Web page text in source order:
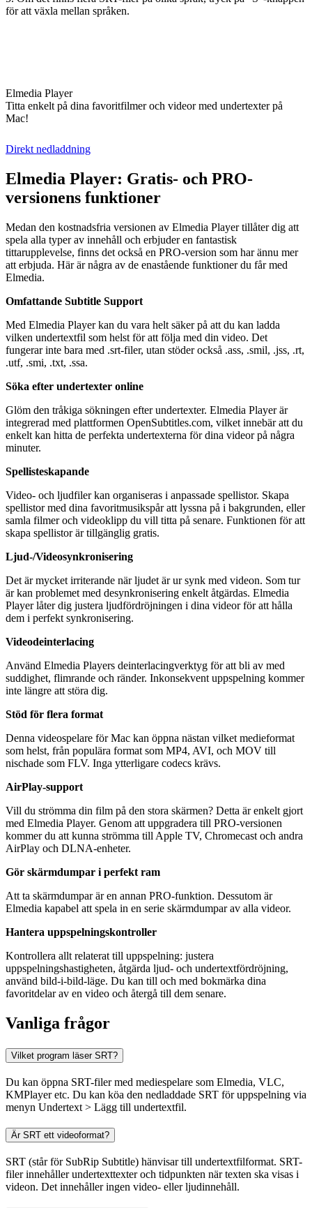
för att växla mellan språken.
Elmedia Player
Titta enkelt på dina favoritfilmer och videor med undertexter på
Mac!
Direkt nedladdning
Elmedia Player: Gratis- och PRO-
versionens funktioner
Medan den kostnadsfria versionen av Elmedia Player tillåter dig att
spela alla typer av innehåll och erbjuder en fantastisk
tittarupplevelse, finns det också en PRO-version som har ännu mer
att erbjuda. Här är några av de enastående funktioner du får med
Elmedia.
Omfattande Subtitle Support
Med Elmedia Player kan du vara helt säker på att du kan ladda
vilken undertextfil som helst för att följa med din video. Det
fungerar inte bara med .srt-filer, utan stöder också .ass, .smil, .jss, .rt,
.utf, .smi, .txt, .ssa.
Söka efter undertexter online
Glöm den tråkiga sökningen efter undertexter. Elmedia Player är
integrerad med plattformen OpenSubtitles.com, vilket innebär att du
enkelt kan hitta de perfekta undertexterna för dina videor på några
minuter.
Spellisteskapande
Video- och ljudfiler kan organiseras i anpassade spellistor. Skapa
spellistor med dina favoritmusikspår att lyssna på i bakgrunden, eller
samla filmer och videoklipp du vill titta på senare. Funktionen för att
skapa spellistor är tillgänglig gratis.
Ljud-/Videosynkronisering
Det är mycket irriterande när ljudet är ur synk med videon. Som tur
är kan problemet med desynkronisering enkelt åtgärdas. Elmedia
Player låter dig justera ljudfördröjningen i dina videor för att hålla
dem i perfekt synkronisering.
Videodeinterlacing
Använd Elmedia Players deinterlacingverktyg för att bli av med
suddighet, flimrande och ränder. Inkonsekvent uppspelning kommer
inte längre att störa dig.
Stöd för flera format
Denna videospelare för Mac kan öppna nästan vilket medieformat
som helst, från populära format som MP4, AVI, och MOV till
nischade som FLV. Inga ytterligare codecs krävs.
AirPlay-support
Vill du strömma din film på den stora skärmen? Detta är enkelt gjort
med Elmedia Player. Genom att uppgradera till PRO-versionen
kommer du att kunna strömma till Apple TV, Chromecast och andra
AirPlay och DLNA-enheter.
Gör skärmdumpar i perfekt ram
Att ta skärmdumpar är en annan PRO-funktion. Dessutom är
Elmedia kapabel att spela in en serie skärmdumpar av alla videor.
Hantera uppspelningskontroller
Kontrollera allt relaterat till uppspelning: justera
uppspelningshastigheten, åtgärda ljud- och undertextfördröjning,
använd bild-i-bild-läge. Du kan till och med bokmärka dina
favoritdelar av en video och återgå till dem senare.
Vanliga frågor
Vilket program läser SRT?
Du kan öppna SRT-filer med mediespelare som Elmedia, VLC,
KMPlayer etc. Du kan köa den nedladdade SRT för uppspelning via
menyn Undertext > Lägg till undertextfil.
Är SRT ett videoformat?
SRT (står för SubRip Subtitle) hänvisar till undertextfilformat. SRT-
filer innehåller undertexttexter och tidpunkten när texten ska visas i
videon. Det innehåller ingen video- eller ljudinnehåll.